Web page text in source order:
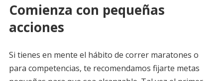
Comienza con pequeñas
acciones
Si tienes en mente el hábito de correr maratones o
para competencias, te recomendamos fijarte metas